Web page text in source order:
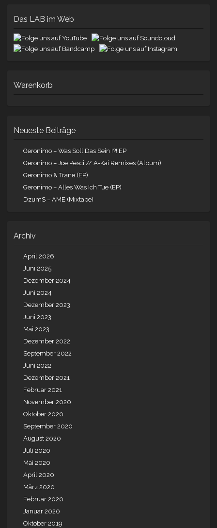
Das LAB im Web
Warenkorb
Neueste Beiträge
Geronimo – Was Soll Das Sein !?! EP
Geronimo – Joe Pesci // A-Kai Remixes (Album)
Geronimo & Trane (EP)
Geronimo – Alles Was Ich Tue (EP)
DzumS – AME (Mixtape)
Archiv
April 2026
Juni 2025
Dezember 2024
Juni 2024
Dezember 2023
Juni 2023
Mai 2023
Dezember 2022
September 2022
Juni 2022
Dezember 2021
Februar 2021
November 2020
Oktober 2020
September 2020
August 2020
Juli 2020
Mai 2020
April 2020
März 2020
Februar 2020
Januar 2020
Oktober 2019